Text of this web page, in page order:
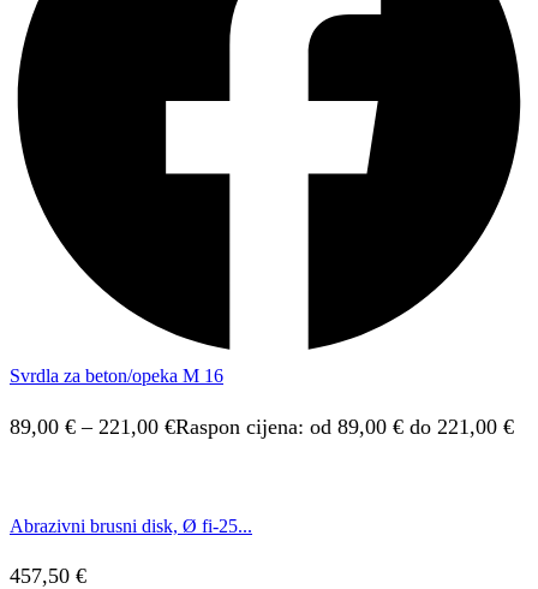
Svrdla za beton/opeka M 16
89,00 € – 221,00 €Raspon cijena: od 89,00 € do 221,00 €
Abrazivni brusni disk, Ø fi-25...
457,50 €